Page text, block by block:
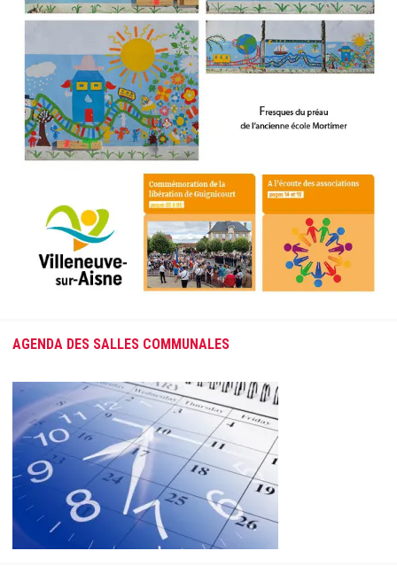
AGENDA DES SALLES COMMUNALES